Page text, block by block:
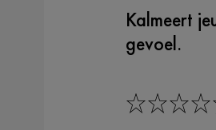
Kalmeert
gevoel.